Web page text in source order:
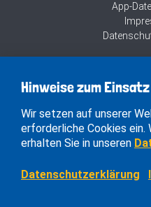
App-
Hinweise zum
Wir setzen auf unserer
erforderliche Cookies
erhalten Sie in unseren
Datenschutzerklärung